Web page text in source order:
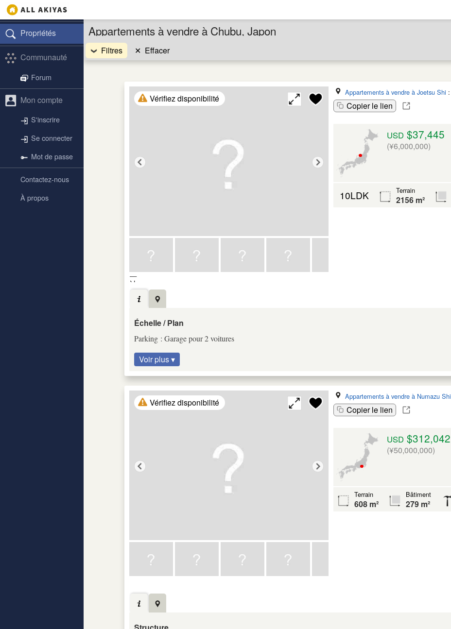
Propriétés
Communauté
Forum
Mon compte
S'inscrire
Se connecter
Mot de passe
Contactez-nous
À propos
Appartements à vendre à Chubu, Japon
Filtres ✕ Effacer
Vérifiez disponibilité
Appartements à vendre à Joetsu Shi :
Copier le lien
USD $37,445
(¥6,000,000)
10LDK Terrain
2156 m²
Échelle / Plan
Parking : Garage pour 2 voitures
Voir plus ▾
Vérifiez disponibilité
Appartements à vendre à Numazu Shi
Copier le lien
USD $312,042
(¥50,000,000)
Terrain
608 m²
Bâtiment
279 m²